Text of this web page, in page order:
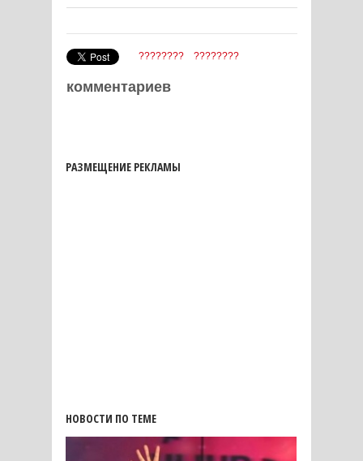
???????? ????????
комментариев
РАЗМЕЩЕНИЕ РЕКЛАМЫ
НОВОСТИ ПО ТЕМЕ